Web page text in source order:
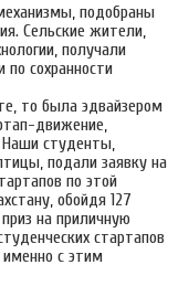
подобраны
Сельские жители,
получали
по сохранности
то была эдвайзером
движение,
Наши студенты,
подали заявку на
по этой
обойдя 127
на приличную
стартапов
с этим